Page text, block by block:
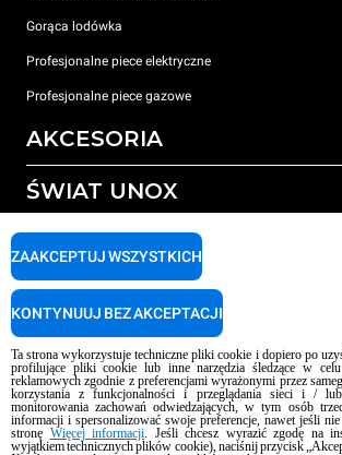
Gorąca lodówka
Profesjonalne piece elektryczne
Profesjonalne piece gazowe
AKCESORIA
Wszystkie akcesoria
Detergenty do ręcznego mycia
Uzdatnianie wody z filtrem żywicznym
Uzdatnianie wody metodą odwróconej osmozy
ŚWIAT UNOX
LOKALIZATOR CENTRÓW SERWISOWYCH
Copyright 2026 UNOX S.p.A. Wszelkie prawa
No. 04230750285 - R.E.A. Padwa 372835 - Kapitał
euro i.v - numer identyfikacji podatkowej VAT
AI Content Disclaimer Privacy policy
Ta strona wykorzystuje techniczne pliki cookie i dopiero po
profilujące pliki cookie lub inne narzędzia śledzące w
reklamowych zgodnie z preferencjami wyrażonymi przez
korzystania z funkcjonalności i przeglądania sieci i /
monitorowania zachowań odwiedzających, w tym osób
informacji i spersonalizować swoje preferencje, nawet jeśli
stronę Więcej informacji. Jeśli chcesz wyrazić zgodę na
wyjątkiem technicznych plików cookie), naciśnij przycisk
ZAAKCEPTUJ WSZYSTKICH
KONTYNUUJ BEZ AKCEPTACJI